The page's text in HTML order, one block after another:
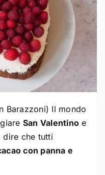
Barazzoni) Il mondo
San Valentino e
dire che tutti
con panna e